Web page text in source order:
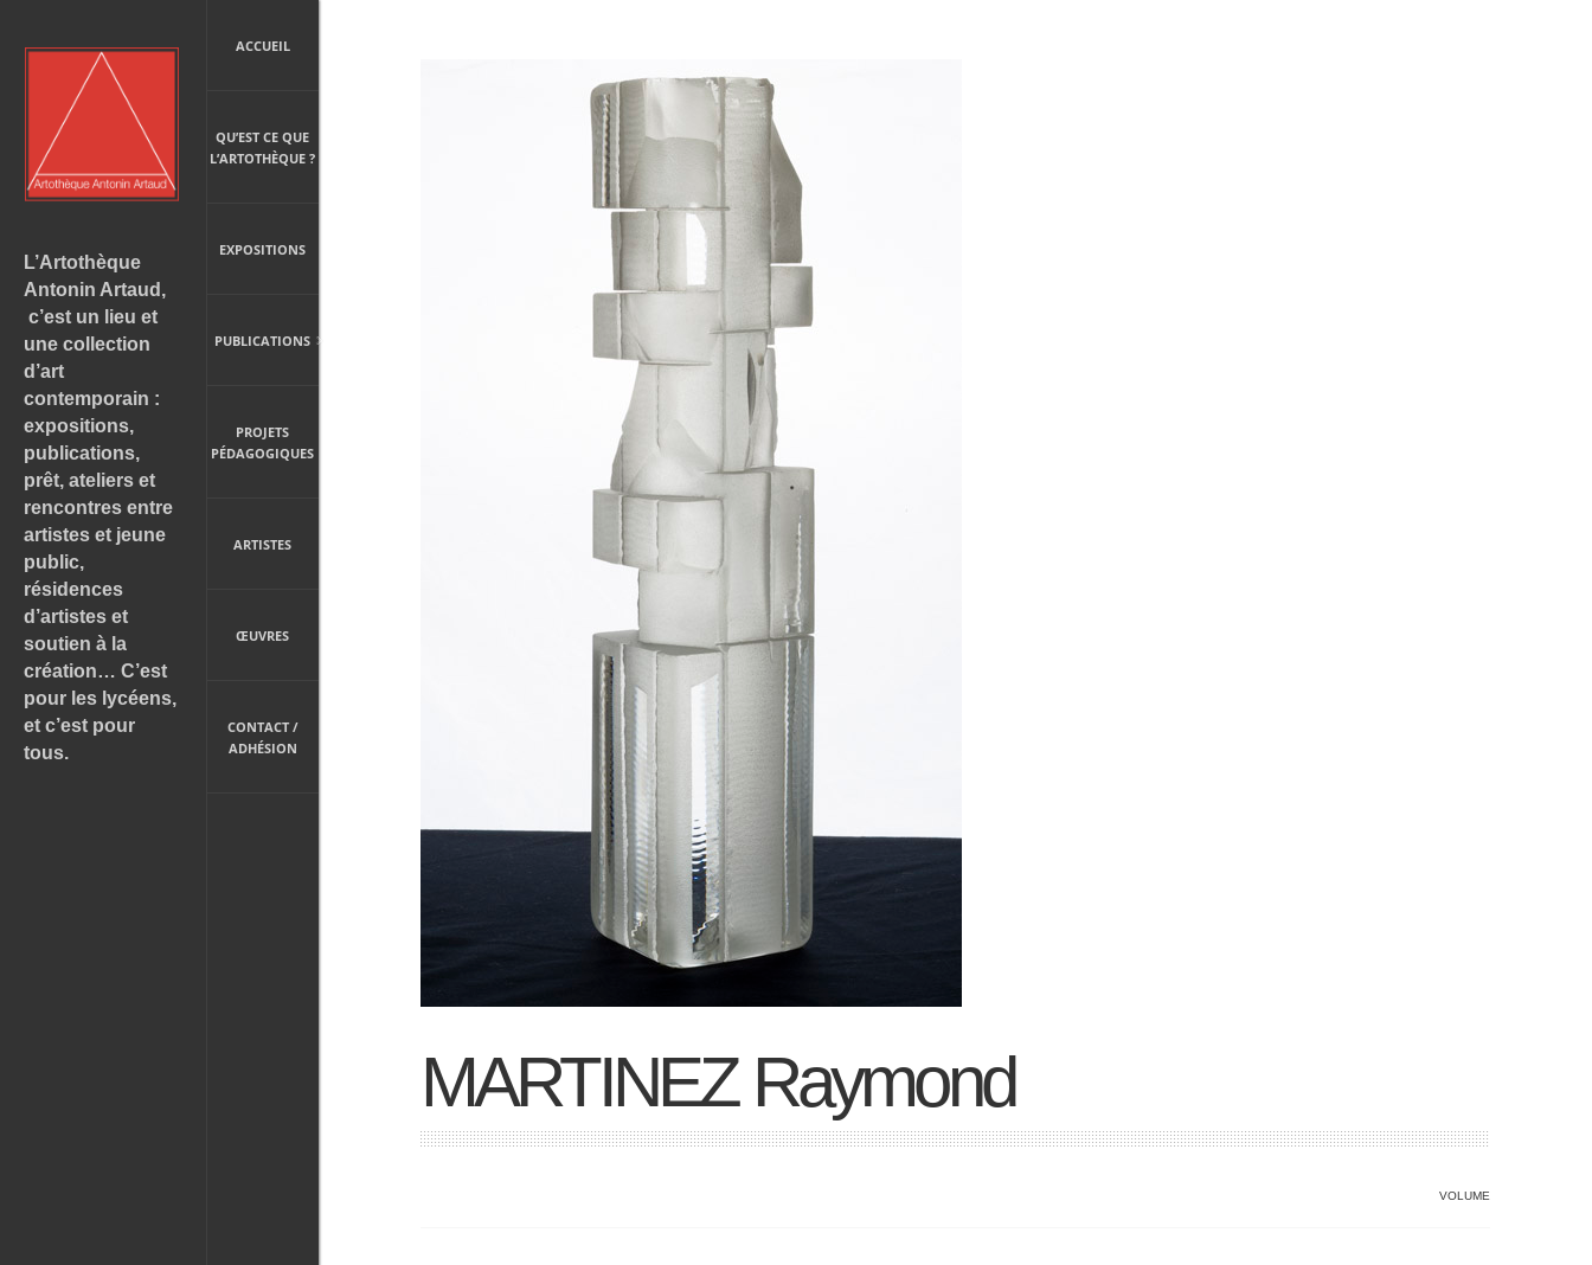
ACCUEIL
QU’EST CE QUE
L’ARTOTHÈQUE ?
EXPOSITIONS
PUBLICATIONS
PROJETS
PÉDAGOGIQUES
ARTISTES
ŒUVRES
CONTACT /
ADHÉSION
L’Artothèque
Antonin Artaud,
c’est un lieu et
une collection
d’art
contemporain :
expositions,
publications,
prêt, ateliers et
rencontres entre
artistes et jeune
public,
résidences
d’artistes et
soutien à la
création… C’est
pour les lycéens,
et c’est pour
tous.
MARTINEZ Raymond
VOLUME